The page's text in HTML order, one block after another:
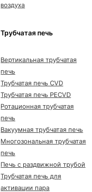
воздуха
Трубчатая печь
Вертикальная трубчатая
печь
Трубчатая печь CVD
Трубчатая печь PECVD
Ротационная трубчатая
печь
Вакуумная трубчатая печь
Многозональная трубчатая
печь
Печь с раздвижной трубой
Трубчатая печь для
активации пара